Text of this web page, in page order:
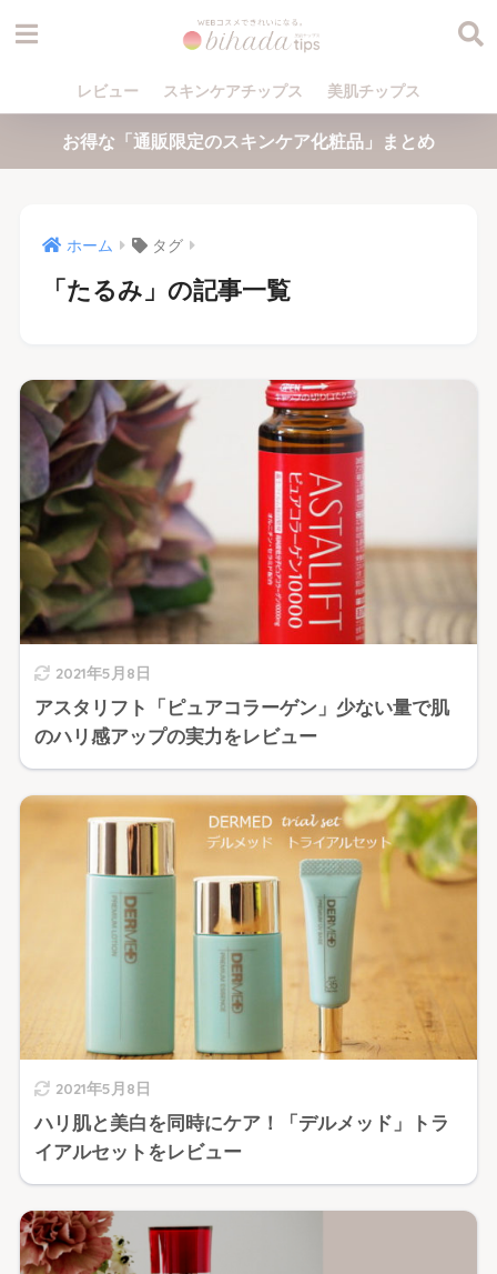
レビュー スキンケアチップス 美肌チップス
お得な「通販限定のスキンケア化粧品」まとめ
ホーム タグ
「たるみ」の記事一覧
2021年5月8日
アスタリフト「ピュアコラーゲン」少ない量で肌
のハリ感アップの実力をレビュー
2021年5月8日
ハリ肌と美白を同時にケア！「デルメッド」トラ
イアルセットをレビュー